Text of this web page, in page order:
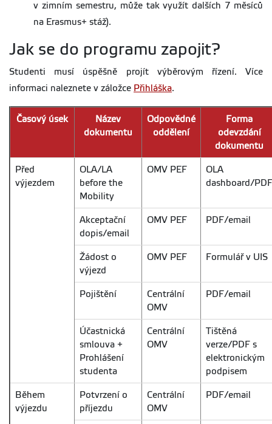
v zimním semestru, může tak využít dalších 7 měsíců
na Erasmus+ stáž).
Jak se do programu zapojit?
Studenti musí úspěšně projít výběrovým řízení. Více
informaci naleznete v záložce Přihláška.
Časový úsek
Název
dokumentu
Odpovědné
oddělení
Forma
odevzdání
dokumentu
Před
výjezdem
OLA/LA
before the
Mobility
OMV PEF
OLA
dashboard/PDF
Akceptační
dopis/email
OMV PEF PDF/email
Žádost o
výjezd
OMV PEF Formulář v UIS
Pojištění
Centrální
OMV
PDF/email
Účastnická
smlouva +
Prohlášení
studenta
Centrální
OMV
Tištěná
verze/PDF s
elektronickým
podpisem
Během
výjezdu
Potvrzení o
příjezdu
Centrální
OMV
PDF/email